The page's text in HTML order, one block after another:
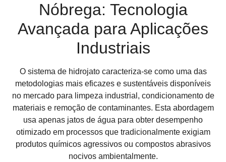
Nóbrega: Tecnologia
Avançada para Aplicações
Industriais
O sistema de hidrojato caracteriza-se como uma das
metodologias mais eficazes e sustentáveis disponíveis
no mercado para limpeza industrial, condicionamento de
materiais e remoção de contaminantes. Esta abordagem
usa apenas jatos de água para obter desempenho
otimizado em processos que tradicionalmente exigiam
produtos químicos agressivos ou compostos abrasivos
nocivos ambientalmente.